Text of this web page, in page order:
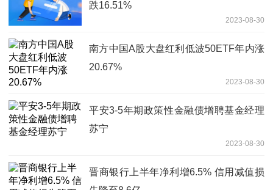
跌16.51%
2023-08-30
南方中国A股大盘红利低波50ETF年内涨
20.67%
2023-08-30
平安3-5年期政策性金融债增聘基金经理
苏宁
2023-08-30
晋商银行上半年净利增6.5% 信用减值损